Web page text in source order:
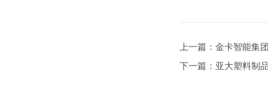
上一篇：金卡智能集
下一篇：亚大塑料制